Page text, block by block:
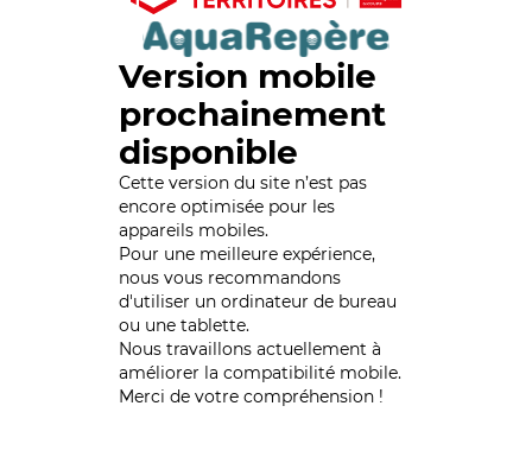
Version mobile
prochainement
disponible
Cette version du site n’est pas
encore optimisée pour les
appareils mobiles.
Pour une meilleure expérience,
nous vous recommandons
d'utiliser un ordinateur de bureau
ou une tablette.
Nous travaillons actuellement à
améliorer la compatibilité mobile.
Merci de votre compréhension !